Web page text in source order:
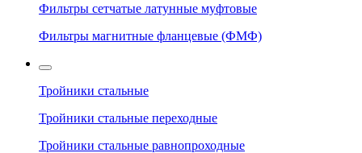
Фильтры сетчатые латунные муфтовые
Фильтры магнитные фланцевые (ФМФ)
Тройники стальные
Тройники стальные переходные
Тройники стальные равнопроходные